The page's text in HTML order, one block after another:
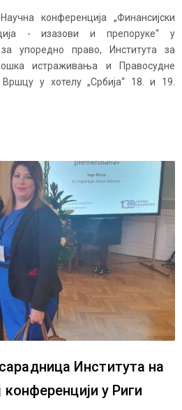
конференција „Финансијски
- изазови и препоруке“ у
за упоредно право, Института за
истраживања и Правосудне
у хотелу „Србија“ 18. и 19.
Института на
у Риги